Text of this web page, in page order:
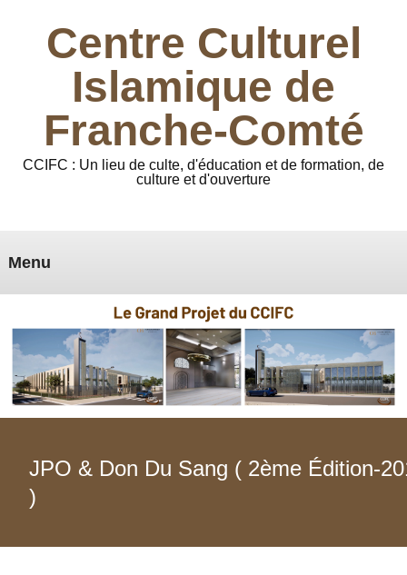
Centre Culturel
Islamique de
Franche-Comté
CCIFC : Un lieu de culte, d'éducation et de formation, de
culture et d'ouverture
Menu
JPO & Don Du Sang ( 2ème Édition-
)